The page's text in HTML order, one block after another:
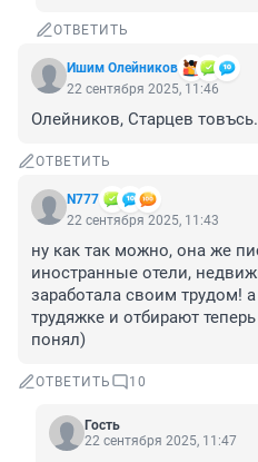
ОТВЕТИТЬ
Ишим Олейников
22 сентября 2025, 11:46
Олейников, Старцев товъсь.
ОТВЕТИТЬ
N777
22 сентября 2025, 11:43
ну как так можно, она же
иностранные отели,
заработала своим трудом!
трудяжке и отбирают
понял)
ОТВЕТИТЬ 10
Гость
22 сентября 2025, 11:47